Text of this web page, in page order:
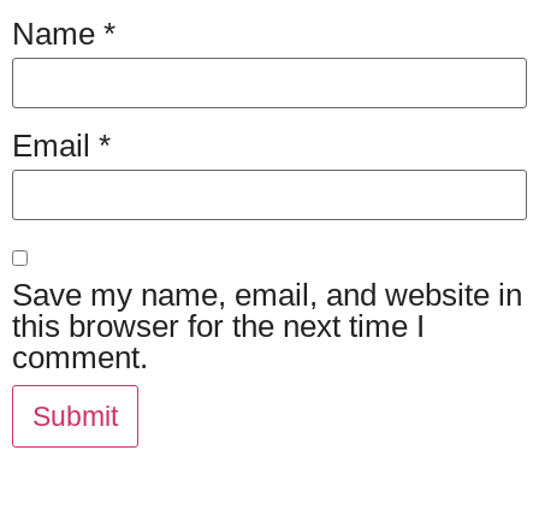
Name *
Email *
Save my name, email, and website in
this browser for the next time I
comment.